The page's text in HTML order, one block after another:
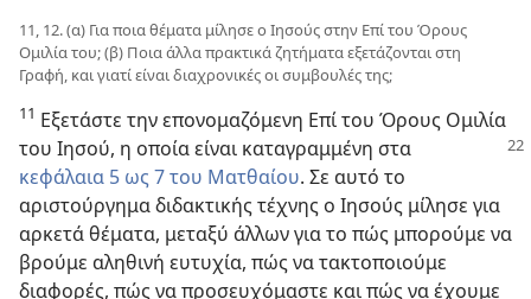
11, 12. (α) Για ποια θέματα μίλησε ο Ιησούς στην Επί του Όρους
Ομιλία του; (β) Ποια άλλα πρακτικά ζητήματα εξετάζονται στη
Γραφή, και γιατί είναι διαχρονικές οι συμβουλές της;
11 Εξετάστε την επονομαζόμενη Επί του Όρους Ομιλία
του Ιησού, η οποία είναι καταγραμμένη στα
κεφάλαια 5 ως 7 του Ματθαίου. Σε αυτό το
αριστούργημα διδακτικής τέχνης ο Ιησούς μίλησε για
αρκετά θέματα, μεταξύ άλλων για το πώς μπορούμε να
βρούμε αληθινή ευτυχία, πώς να τακτοποιούμε
διαφορές, πώς να προσευχόμαστε και πώς να έχουμε